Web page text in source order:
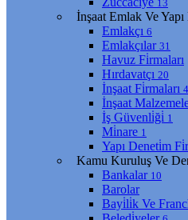
13
İnşaat Emlak Ve
Emlakçı 6
Emlakçılar 31
Havuz Fi̇rmaları
Hırdavatçı 20
İnşaat Fi̇rmaları
İnşaat
İş Güvenli̇ği̇ 1
Mi̇nare 1
Yapı Deneti̇m
Kamu Kuruluş Ve
Bankalar 10
Barolar
Bayi̇li̇k Ve